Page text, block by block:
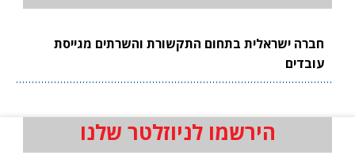
חברה ישראלית בתחום התקשורת והשרתים מגייסת
עובדים
הירשמו לניוזלטר שלנו